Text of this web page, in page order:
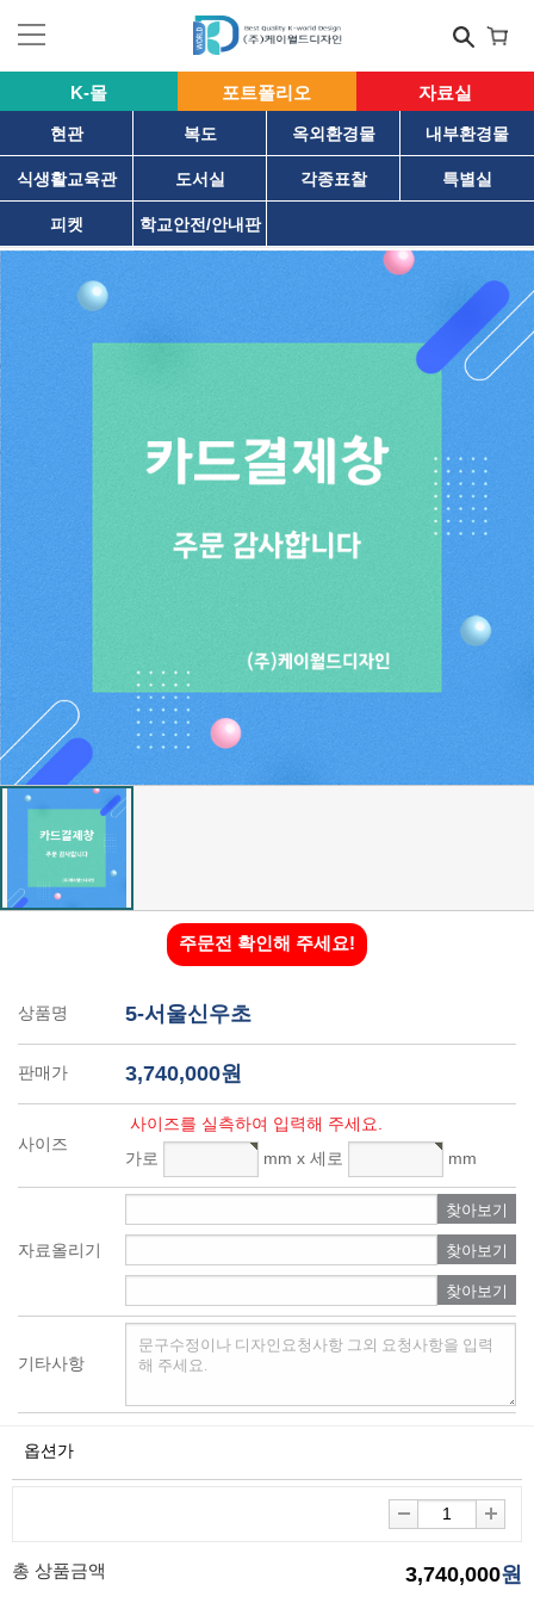
K-몰 포트폴리오 자료실
현관 복도 옥외환경물 내부환경물
식생활교육관 도서실 각종표찰 특별실
피켓 학교안전/안내판
주문전 확인해 주세요!
상품명 5-서울신우초
판매가 3,740,000원
사이즈
사이즈를 실측하여 입력해 주세요.
가로
mm x 세로 mm
자료올리기
찾아보기
찾아보기
찾아보기
기타사항
옵션가
총 상품금액 3,740,000원